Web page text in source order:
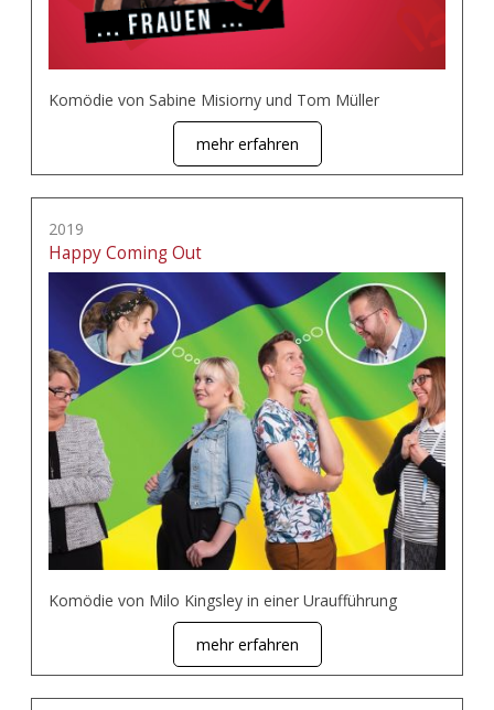
Komödie von Sabine Misiorny und Tom Müller
mehr erfahren
2019
Happy Coming Out
Komödie von Milo Kingsley in einer Uraufführung
mehr erfahren